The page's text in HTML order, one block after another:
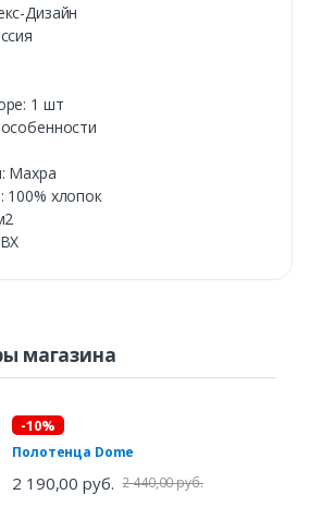
Дизайн
1 шт
Махра
100% хлопок
магазина
-10%
Полотенца Dome
2 190,00 руб. 2 440,00 руб.